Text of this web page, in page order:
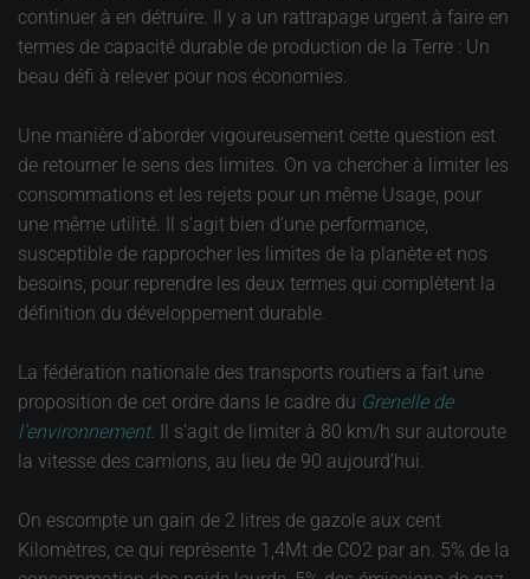
continuer à en détruire. Il y a un rattrapage urgent à faire en
termes de capacité durable de production de la Terre : Un
beau défi à relever pour nos économies.
Une manière d’aborder vigoureusement cette question est
de retourner le sens des limites. On va chercher à limiter les
consommations et les rejets pour un même Usage, pour
une même utilité. Il s’agit bien d’une performance,
susceptible de rapprocher les limites de la planète et nos
besoins, pour reprendre les deux termes qui complètent la
définition du développement durable.
La fédération nationale des transports routiers a fait une
proposition de cet ordre dans le cadre du Grenelle de
l’environnement. Il s’agit de limiter à 80 km/h sur autoroute
la vitesse des camions, au lieu de 90 aujourd’hui.
On escompte un gain de 2 litres de gazole aux cent
Kilomètres, ce qui représente 1,4Mt de CO2 par an. 5% de la